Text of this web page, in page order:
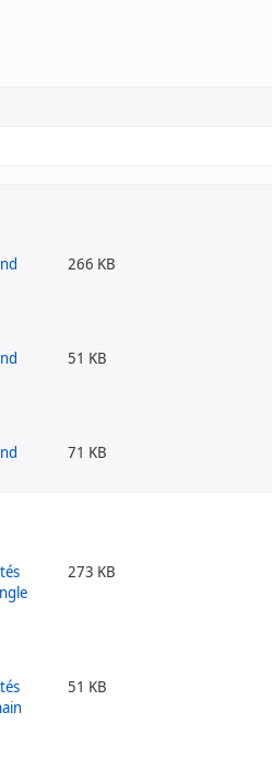
266 KB
51 KB
71 KB
273 KB
51 KB